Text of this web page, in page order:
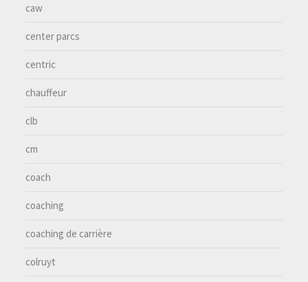
caw
center parcs
centric
chauffeur
clb
cm
coach
coaching
coaching de carrière
colruyt